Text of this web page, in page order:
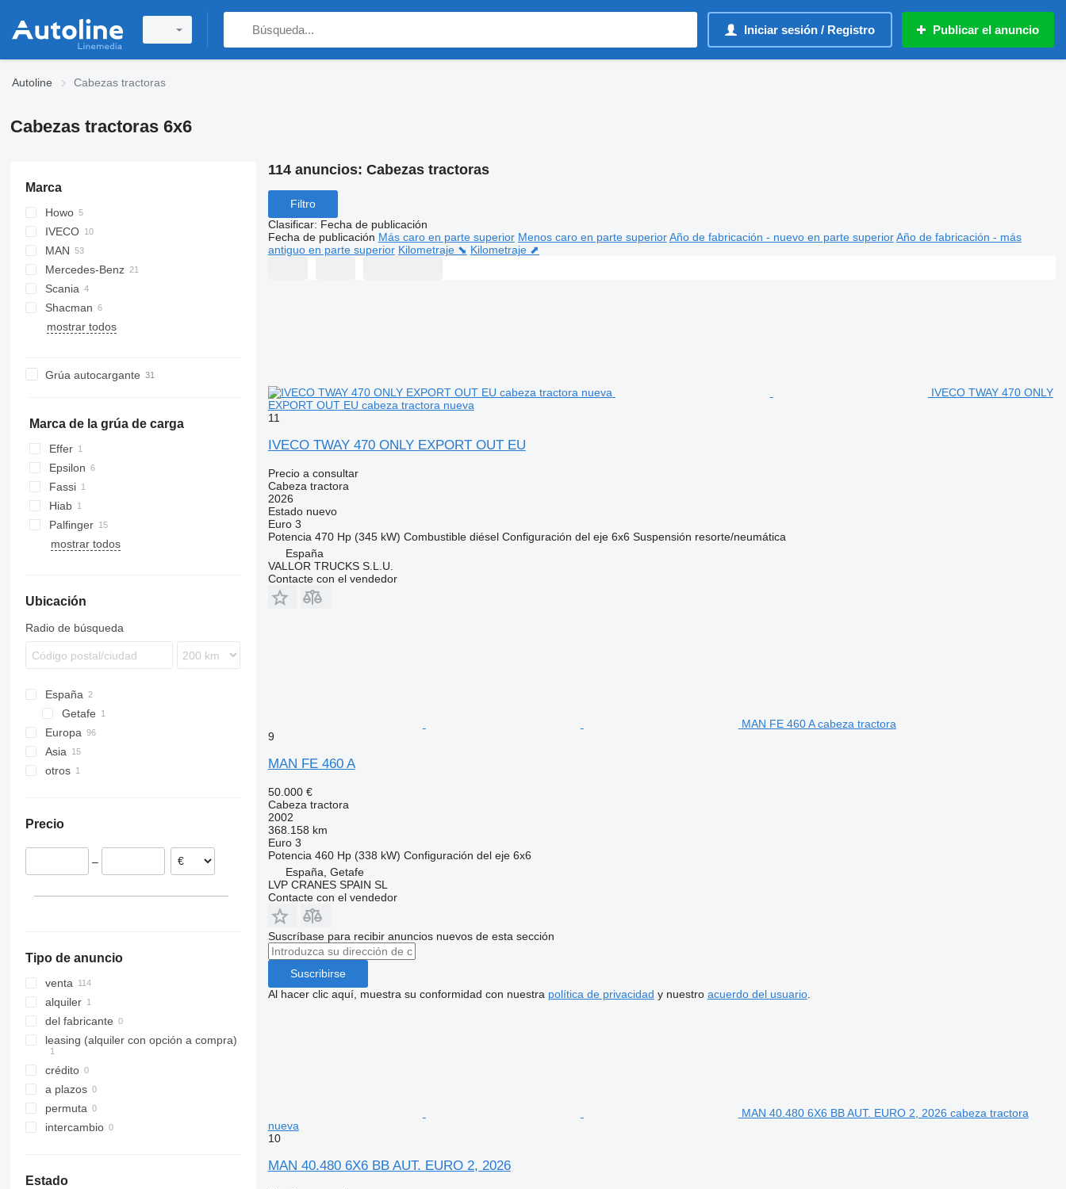
Iniciar sesión / Registro Publicar el anuncio
Autoline Cabezas tractoras
Cabezas tractoras 6x6
Marca
HD
Howo
IVECO
Magirus
T-Way
Trakker
MAN
TGA
TGS
Mercedes-Benz
Actros
Arocs
S-Class
Kerax
Scania
G-series
R-series
Shacman
X3000
C7H
1491
FM
mostrar todos
Grúa autocargante
Marca de la grúa de carga
Effer
Epsilon
Fassi
Hiab
Palfinger
mostrar todos
Ubicación
Radio de búsqueda
España
Getafe
Europa
Rumanía
Lituania
Asia
otros
Precio
–
Tipo de anuncio
venta
alquiler
del fabricante
leasing (alquiler con opción a compra)
crédito
a plazos
permuta
intercambio
Estado
114 anuncios: Cabezas tractoras
Filtro
Clasificar: Fecha de publicación
Fecha de publicación Más caro en parte superior Menos caro en parte superior Año de fabricación - nuevo en parte superior Año de fabricación - más
antiguo en parte superior Kilometraje ⬊ Kilometraje ⬈
IVECO TWAY 470 ONLY
EXPORT OUT EU cabeza tractora nueva
11
IVECO TWAY 470 ONLY EXPORT OUT EU
Precio a consultar
Cabeza tractora
2026
Estadonuevo
Euro 3
Potencia 470 Hp (345 kW) Combustible diésel Configuración del eje 6x6 Suspensión resorte/neumática
España
VALLOR TRUCKS S.L.U.
Contacte con el vendedor
MAN FE 460 A cabeza tractora
9
MAN FE 460 A
50.000 €
Cabeza tractora
2002
368.158 km
Euro 3
Potencia 460 Hp (338 kW) Configuración del eje 6x6
España, Getafe
LVP CRANES SPAIN SL
Contacte con el vendedor
Suscríbase para recibir anuncios nuevos de esta sección
Suscribirse
Al hacer clic aquí, muestra su conformidad con nuestra política de privacidad y nuestro acuerdo del usuario.
MAN 40.480 6X6 BB AUT. EURO 2, 2026 cabeza tractora
nueva
10
MAN 40.480 6X6 BB AUT. EURO 2, 2026